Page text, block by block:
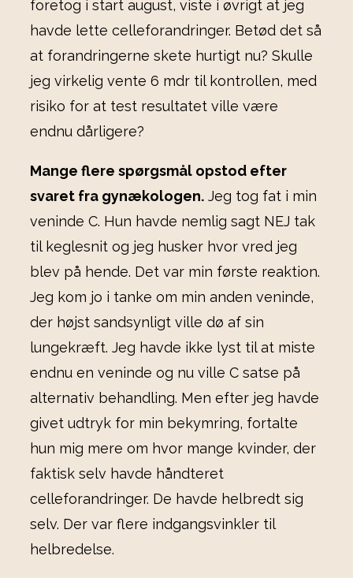
foretog i start august, viste i øvrigt at jeg
havde lette celleforandringer. Betød det så
at forandringerne skete hurtigt nu? Skulle
jeg virkelig vente 6 mdr til kontrollen, med
risiko for at test resultatet ville være
endnu dårligere?
Mange flere spørgsmål opstod efter
svaret fra gynækologen. Jeg tog fat i min
veninde C. Hun havde nemlig sagt NEJ tak
til keglesnit og jeg husker hvor vred jeg
blev på hende. Det var min første reaktion.
Jeg kom jo i tanke om min anden veninde,
der højst sandsynligt ville dø af sin
lungekræft. Jeg havde ikke lyst til at miste
endnu en veninde og nu ville C satse på
alternativ behandling. Men efter jeg havde
givet udtryk for min bekymring, fortalte
hun mig mere om hvor mange kvinder, der
faktisk selv havde håndteret
celleforandringer. De havde helbredt sig
selv. Der var flere indgangsvinkler til
helbredelse.